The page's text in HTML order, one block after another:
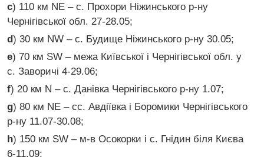
c) 110 км NE – с. Прохори Ніжинського р-ну
Чернігівської обл. 27-28.05;
d) 30 км NW – с. Будище Ніжинського р-ну 30.05;
e) 70 км SW – межа Київської і Чернігівської обл. у
с. Заворичі 4-29.06;
f) 20 км N – с. Данівка Чернігівського р-ну 1.07;
g) 80 км NE – сс. Авдіївка і Боромики Чернігівського
р-ну 11.07-30.08;
h) 150 км SW – м-в Осокорки і с. Гнідин біля Києва
6-11.09;